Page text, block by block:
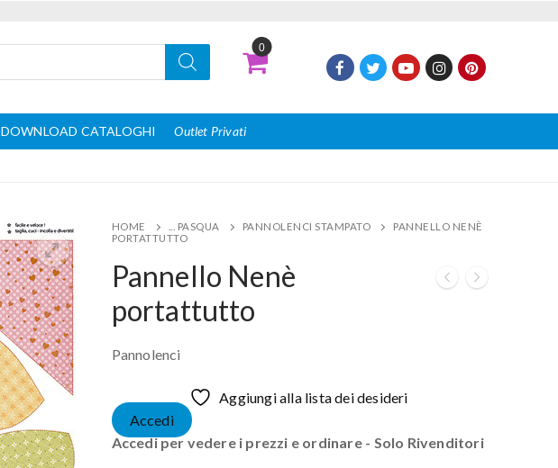
0
DOWNLOAD CATALOGHI Outlet Privati
HOME ... PASQUA PANNOLENCI STAMPATO
PANNELLO NENÈ
PORTATTUTTO
Pannello Nenè
portattutto
Pannolenci
Aggiungi alla lista dei desideri
Accedi
Accedi per vedere i prezzi e ordinare - Solo Rivenditori